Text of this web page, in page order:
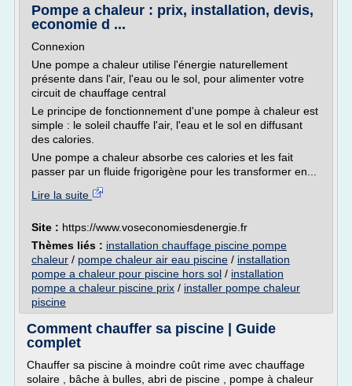
Pompe a chaleur : prix, installation, devis,
economie d ...
Connexion
Une pompe a chaleur utilise l'énergie naturellement
présente dans l'air, l'eau ou le sol, pour alimenter votre
circuit de chauffage central
Le principe de fonctionnement d'une pompe à chaleur est
simple : le soleil chauffe l'air, l'eau et le sol en diffusant
des calories.
Une pompe a chaleur absorbe ces calories et les fait
passer par un fluide frigorigène pour les transformer en...
Lire la suite
Site : https://www.voseconomiesdenergie.fr
Thèmes liés : installation chauffage piscine pompe
chaleur / pompe chaleur air eau piscine / installation
pompe a chaleur pour piscine hors sol / installation
pompe a chaleur piscine prix / installer pompe chaleur
piscine
Comment chauffer sa piscine | Guide
complet
Chauffer sa piscine à moindre coût rime avec chauffage
solaire , bâche à bulles, abri de piscine , pompe à chaleur